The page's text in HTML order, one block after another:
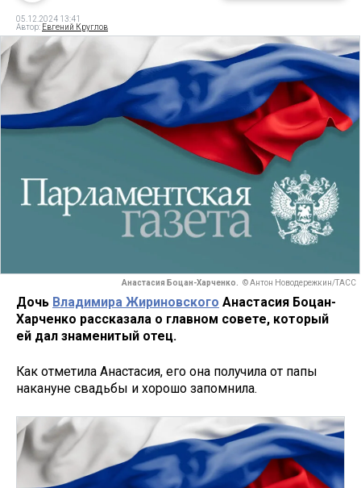
05.12.2024 13:41
Автор: Евгений Круглов
Анастасия Боцан-Харченко. © Антон Новодережкин/ТАСС
Дочь Владимира Жириновского Анастасия Боцан-
Харченко рассказала о главном совете, который
ей дал знаменитый отец.
Как отметила Анастасия, его она получила от папы
накануне свадьбы и хорошо запомнила.